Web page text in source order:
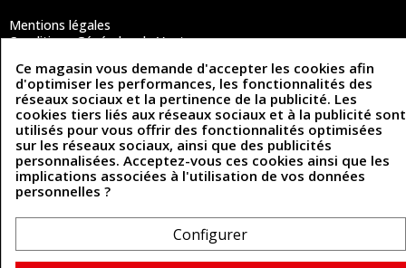
Mentions légales
Conditions Générales de Vente
Politique des cookies
Contactez-nous
Coordonnées
493 Chemin de Catougnac
81300 Graulhet
contact@cuirenstock.com
Ce magasin vous demande d'accepter les cookies afin
d'optimiser les performances, les fonctionnalités des
réseaux sociaux et la pertinence de la publicité. Les
cookies tiers liés aux réseaux sociaux et à la publicité sont
utilisés pour vous offrir des fonctionnalités optimisées
sur les réseaux sociaux, ainsi que des publicités
personnalisées. Acceptez-vous ces cookies ainsi que les
implications associées à l'utilisation de vos données
personnelles ?
Configurer